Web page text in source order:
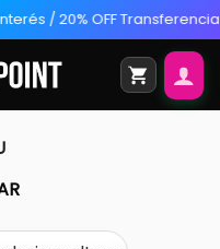
/ 20% OFF Transferencia